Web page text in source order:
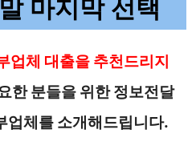
마지막 선택
업체 대출을 추천드리지
한 분들을 위한 정보전달
업체를 소개해드립니다.